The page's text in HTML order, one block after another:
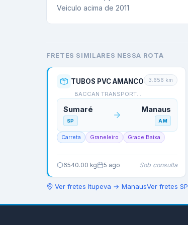
Veiculo acima de 2011
FRETES SIMILARES NESSA ROTA
TUBOS PVC AMANCO
BACCAN TRANSPORTES
3.656 km
Sumaré
SP
Manaus
AM
Carreta Graneleiro Grade Baixa
6540.00 kg 5 ago Sob consulta
Ver fretes Itupeva → ManausVer fretes SP